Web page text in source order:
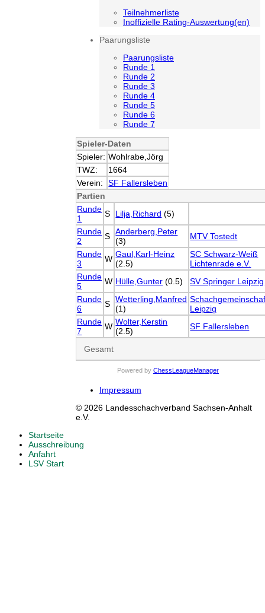
Teilnehmerliste
Inoffizielle Rating-Auswertung(en)
Paarungsliste
Paarungsliste
Runde 1
Runde 2
Runde 3
Runde 4
Runde 5
Runde 6
Runde 7
Spieler-Daten
Spieler: Wohlrabe,Jörg
TWZ:
1664
Verein:
SF Fallersleben
Partien
Runde
1
S Lilja,Richard (5)
Runde
2
S Anderberg,Peter
(3)
MTV Tostedt
Runde
3
W Gaul,Karl-Heinz
(2.5)
SC Schwarz-Weiß
Lichtenrade e.V.
Runde
5
W Hülle,Gunter (0.5)
SV Springer Leipzig
Runde
6
S Wetterling,Manfred
(1)
Leipzig
Runde
7
W Wolter,Kerstin
(2.5)
SF Fallersleben
Gesamt
Powered by ChessLeagueManager
Impressum
© 2026 Landesschachverband Sachsen-Anhalt
e.V.
Startseite
Ausschreibung
Anfahrt
LSV Start